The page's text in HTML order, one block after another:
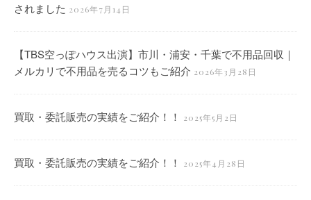
されました 2026年7月14日
【TBS空っぽハウス出演】市川・浦安・千葉で不用品回収｜
メルカリで不用品を売るコツもご紹介 2026年3月28日
買取・委託販売の実績をご紹介！！ 2025年5月2日
買取・委託販売の実績をご紹介！！ 2025年4月28日